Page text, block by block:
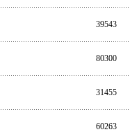
39543
80300
31455
60263